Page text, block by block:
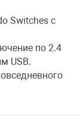
Switches с
по 2.4
USB.